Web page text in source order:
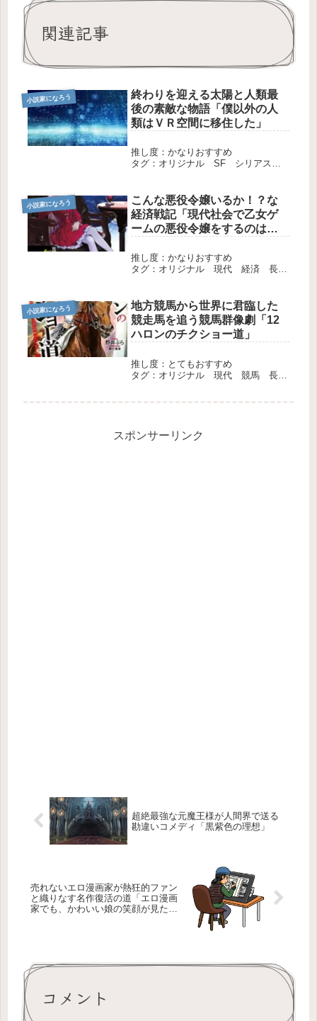
関連記事
小説家になろう
終わりを迎える太陽と人類最
後の素敵な物語「僕以外の人
類はＶＲ空間に移住した」
推し度：かなりおすすめ
タグ：オリジナル SF シリアス
小説家になろう
こんな悪役令嬢いるか！？な
経済戦記「現代社会で乙女ゲ
ームの悪役令嬢をするのはち
推し度：かなりおすすめ
タグ：オリジナル 現代 経済 長
小説家になろう
地方競馬から世界に君臨した
競走馬を追う競馬群像劇「12
ハロンのチクショー道」
推し度：とてもおすすめ
タグ：オリジナル 現代 競馬 長
スポンサーリンク
超絶最強な元魔王様が人間界で送る
勘違いコメディ「黒紫色の理想」
売れないエロ漫画家が熱狂的ファン
と織りなす名作復活の道「エロ漫画
家でも、かわいい娘の笑顔が見た
コメント